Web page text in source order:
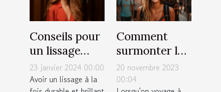
Conseils pour
un lissage
durable et
brillant : top
23 janvier 2024 00:00
Avoir un lissage à la
Comment
surmonter le
choc culturel
lors d'un
20 novembre 2023
00:04